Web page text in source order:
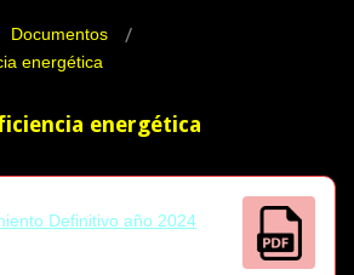
Documentos
energética
energética
Definitivo año 2024